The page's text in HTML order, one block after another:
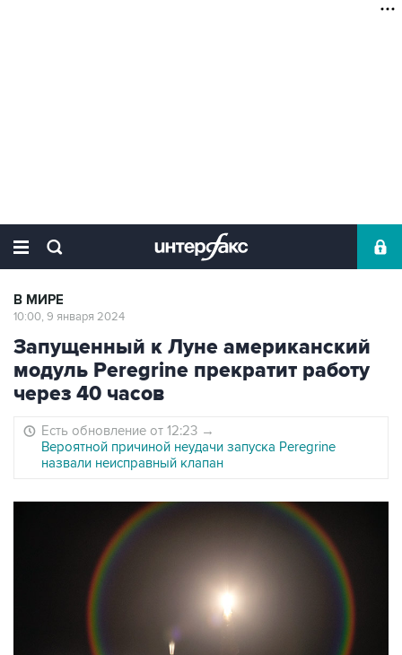
В МИРЕ
10:00, 9 января 2024
Запущенный к Луне американский
модуль Peregrine прекратит работу
через 40 часов
Есть обновление от 12:23 →
Вероятной причиной неудачи запуска Peregrine
назвали неисправный клапан